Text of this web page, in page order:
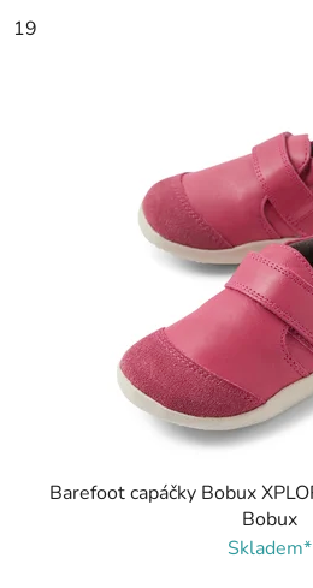
19
Barefoot capáčky Bobux
Bobux
Skladem*